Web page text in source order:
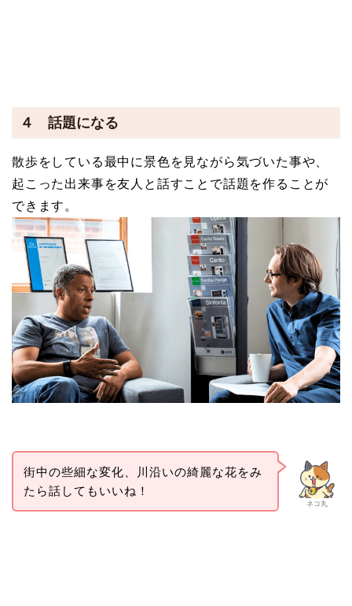
４ 話題になる
散歩をしている最中に景色を見ながら気づいた事や、
起こった出来事を友人と話すことで話題を作ることが
できます。
ネコ丸
街中の些細な変化、川沿いの綺麗な花をみ
たら話してもいいね！